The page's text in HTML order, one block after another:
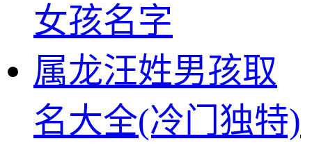
女孩名字
属龙汪姓男孩取
名大全(冷门独特)